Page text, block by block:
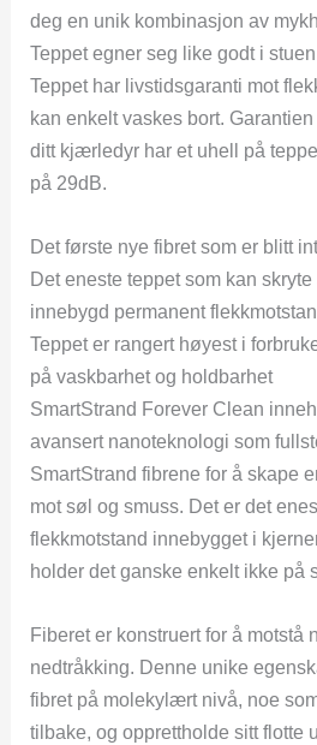
deg en unik kombinasjon av
Teppet egner seg like godt i
Teppet har livstidsgaranti mot
kan enkelt vaskes bort.
ditt kjærledyr har et uhell på
på 29dB.
Det første nye fibret som er blitt
Det eneste teppet som kan
innebygd permanent
Teppet er rangert høyest i
på vaskbarhet og holdbarhet
SmartStrand Forever Clean
avansert nanoteknologi som
SmartStrand fibrene for å skape
mot søl og smuss. Det er det
flekkmotstand innebygget i
holder det ganske enkelt ikke på
Fiberet er konstruert for å motstå
nedtråkking. Denne unike
fibret på molekylært nivå, noe
tilbake, og opprettholde sitt flotte